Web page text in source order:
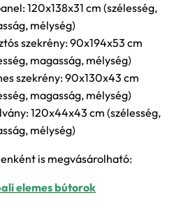
120x138x31 cm (szélesség,
mélység)
szekrény: 90x194x53 cm
magasság, mélység)
szekrény: 90x130x43 cm
magasság, mélység)
120x44x43 cm (szélesség,
mélység)
is megvásárolható:
elemes bútorok